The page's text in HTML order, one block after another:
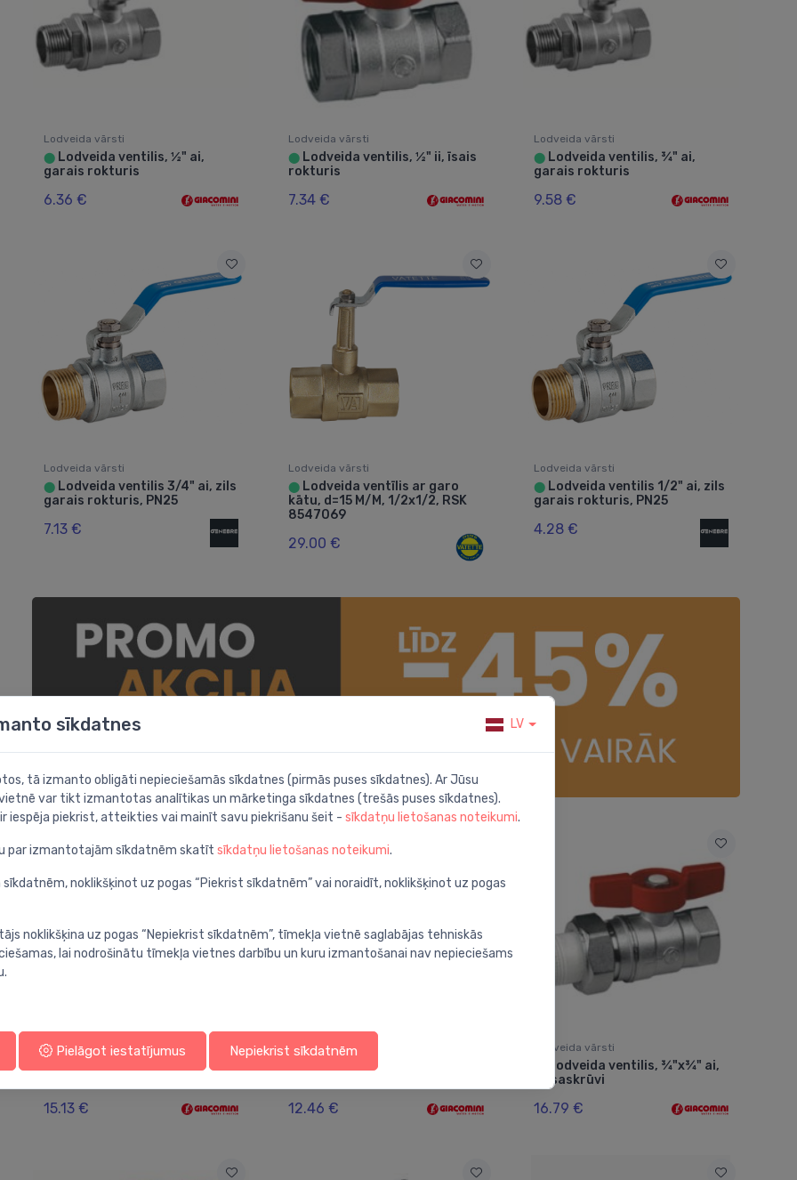
Lodveida vārsti
⬤ Lodveida ventilis, ½" ai,
garais rokturis
6.36 €
Lodveida vārsti
⬤ Lodveida ventilis, ½" ii, īsais
rokturis
7.34 €
Lodveida vārsti
⬤Lodveida ventilis, ¾" ai,
garais rokturis
9.58 €
Lodveida vārsti
⬤ Lodveida ventilis 3/4" ai, zils
garais rokturis, PN25
7.13 €
Lodveida vārsti
⬤ Lodveida ventīlis ar garo
kātu, d=15 M/M, 1/2x1/2, RSK
8547069
29.00 €
Lodveida vārsti
⬤Lodveida ventilis 1/2" ai, zils
garais rokturis, PN25
4.28 €
Lodveida vārsti
15.13 €
Lodveida vārsti
Lodveida ventilis, ¾" ai, īsais
12.46 €
Lodveida vārsti
Lodveida ventilis, ¾"x¾" ai,
ar saskrūvi
16.79 €
sīkdatnes LV
tā izmanto obligāti nepieciešamās sīkdatnes (pirmās puses sīkdatnes). Ar Jūsu
var tikt izmantotas analītikas un mārketinga sīkdatnes (trešās puses sīkdatnes).
iespēja piekrist, atteikties vai mainīt savu piekrišanu šeit - sīkdatņu lietošanas noteikumi.
par izmantotajām sīkdatnēm skatīt sīkdatņu lietošanas noteikumi.
noklikšķinot uz pogas “Piekrist sīkdatnēm” vai noraidīt, noklikšķinot uz pogas
noklikšķina uz pogas “Nepiekrist sīkdatnēm”, tīmekļa vietnē saglabājas tehniskās
lai nodrošinātu tīmekļa vietnes darbību un kuru izmantošanai nav nepieciešams
Pielāgot iestatījumus Nepiekrist sīkdatnēm